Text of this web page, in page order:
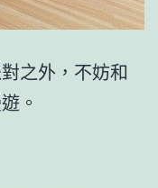
之外，不妨和
。